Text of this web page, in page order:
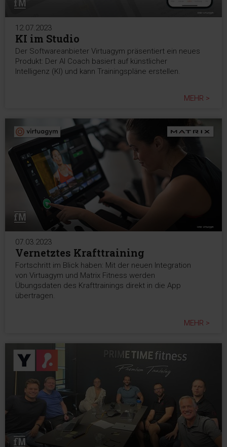
12.07.2023
KI im Studio
Der Softwareanbieter Virtuagym präsentiert ein neues
Produkt: Der AI Coach basiert auf künstlicher
Intelligenz (KI) und kann Trainingspläne erstellen.
MEHR >
07.03.2023
Vernetztes Krafttraining
Fortschritt im Blick haben: Mit der neuen Integration
von Virtuagym und Matrix Fitness werden
Übungsdaten des Krafttrainings direkt in die App
übertragen.
MEHR >